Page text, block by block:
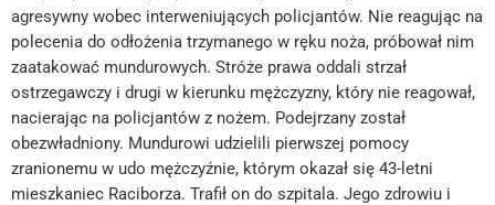
agresywny wobec interweniujących policjantów. Nie reagując na
polecenia do odłożenia trzymanego w ręku noża, próbował nim
zaatakować mundurowych. Stróże prawa oddali strzał
ostrzegawczy i drugi w kierunku mężczyzny, który nie reagował,
nacierając na policjantów z nożem. Podejrzany został
obezwładniony. Mundurowi udzielili pierwszej pomocy
zranionemu w udo mężczyźnie, którym okazał się 43-letni
mieszkaniec Raciborza. Trafił on do szpitala. Jego zdrowiu i